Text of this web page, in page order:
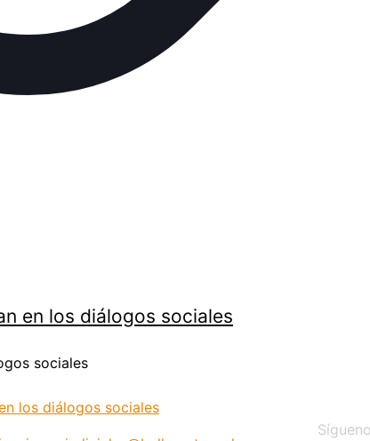
en los diálogos sociales
sociales
los diálogos sociales